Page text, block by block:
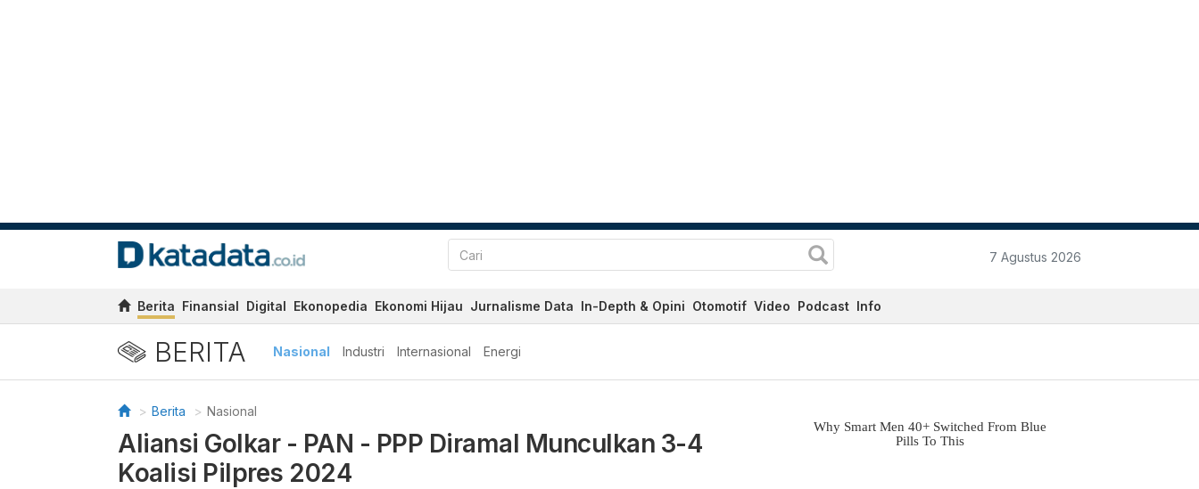
7 Agustus 2026
Berita Finansial Digital Ekonopedia Ekonomi Hijau Jurnalisme Data In-Depth & Opini Otomotif Video Podcast Info
BERITA Nasional Industri Internasional Energi
Berita Nasional
Aliansi Golkar - PAN - PPP Diramal Munculkan 3-4
Koalisi Pilpres 2024